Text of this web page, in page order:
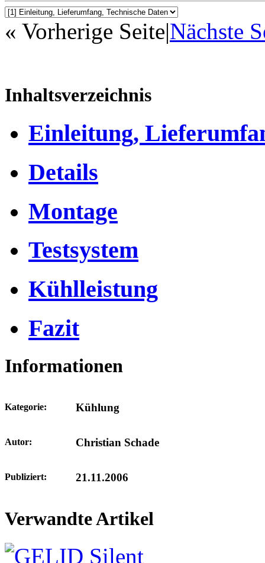
« Vorherige Seite|Nächste
Inhaltsverzeichnis
Einleitung,
Details
Montage
Testsystem
Kühlleistung
Fazit
Informationen
Kategorie: Kühlung
Autor: Christian Schade
Publiziert: 21.11.2006
Verwandte Artikel